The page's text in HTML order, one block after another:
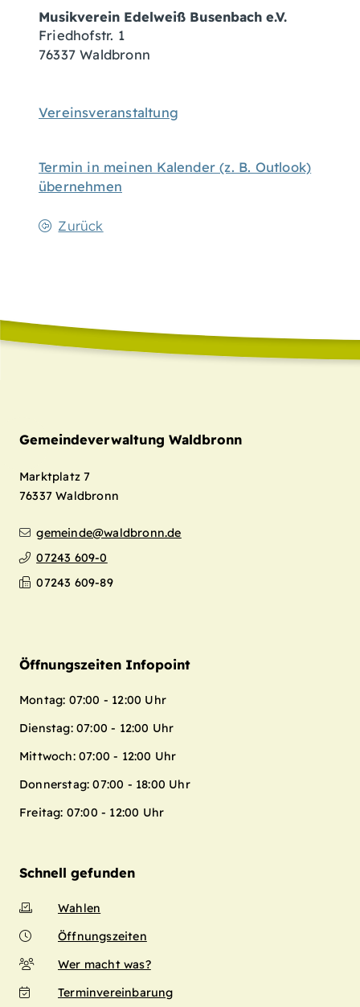
Musikverein Edelweiß Busenbach e.V.
Friedhofstr. 1
76337 Waldbronn
Vereinsveranstaltung
Termin in meinen Kalender (z. B. Outlook)
übernehmen
Zurück
Gemeindeverwaltung Waldbronn
Marktplatz 7
76337 Waldbronn
gemeinde@waldbronn.de
07243 609-0
07243 609-89
Öffnungszeiten Infopoint
Montag: 07:00 - 12:00 Uhr
Dienstag: 07:00 - 12:00 Uhr
Mittwoch: 07:00 - 12:00 Uhr
Donnerstag: 07:00 - 18:00 Uhr
Freitag: 07:00 - 12:00 Uhr
Schnell gefunden
Wahlen
Öffnungszeiten
Wer macht was?
Terminvereinbarung